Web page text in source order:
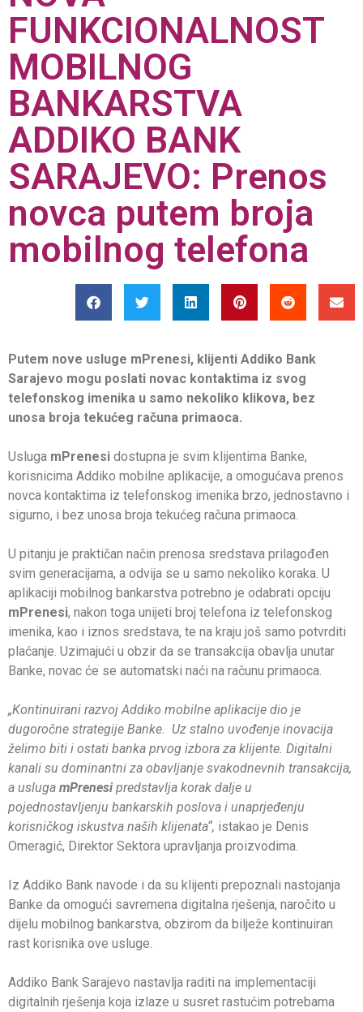
FUNKCIONALNOST
MOBILNOG
BANKARSTVA
ADDIKO BANK
SARAJEVO: Prenos
novca putem broja
mobilnog telefona
Putem nove usluge mPrenesi, klijenti Addiko Bank
Sarajevo mogu poslati novac kontaktima iz svog
telefonskog imenika u samo nekoliko klikova, bez
unosa broja tekućeg računa primaoca.
Usluga mPrenesi dostupna je svim klijentima Banke,
korisnicima Addiko mobilne aplikacije, a omogućava prenos
novca kontaktima iz telefonskog imenika brzo, jednostavno i
sigurno, i bez unosa broja tekućeg računa primaoca.
U pitanju je praktičan način prenosa sredstava prilagođen
svim generacijama, a odvija se u samo nekoliko koraka. U
aplikaciji mobilnog bankarstva potrebno je odabrati opciju
mPrenesi, nakon toga unijeti broj telefona iz telefonskog
imenika, kao i iznos sredstava, te na kraju još samo potvrditi
plaćanje. Uzimajući u obzir da se transakcija obavlja unutar
Banke, novac će se automatski naći na računu primaoca.
„Kontinuirani razvoj Addiko mobilne aplikacije dio je
dugoročne strategije Banke. Uz stalno uvođenje inovacija
želimo biti i ostati banka prvog izbora za klijente. Digitalni
kanali su dominantni za obavljanje svakodnevnih transakcija,
a usluga mPrenesi predstavlja korak dalje u
pojednostavljenju bankarskih poslova i unaprjeđenju
korisničkog iskustva naših klijenata“, istakao je Denis
Omeragić, Direktor Sektora upravljanja proizvodima.
Iz Addiko Bank navode i da su klijenti prepoznali nastojanja
Banke da omogući savremena digitalna rješenja, naročito u
dijelu mobilnog bankarstva, obzirom da bilježe kontinuiran
rast korisnika ove usluge.
Addiko Bank Sarajevo nastavlja raditi na implementaciji
digitalnih rješenja koja izlaze u susret rastućim potrebama